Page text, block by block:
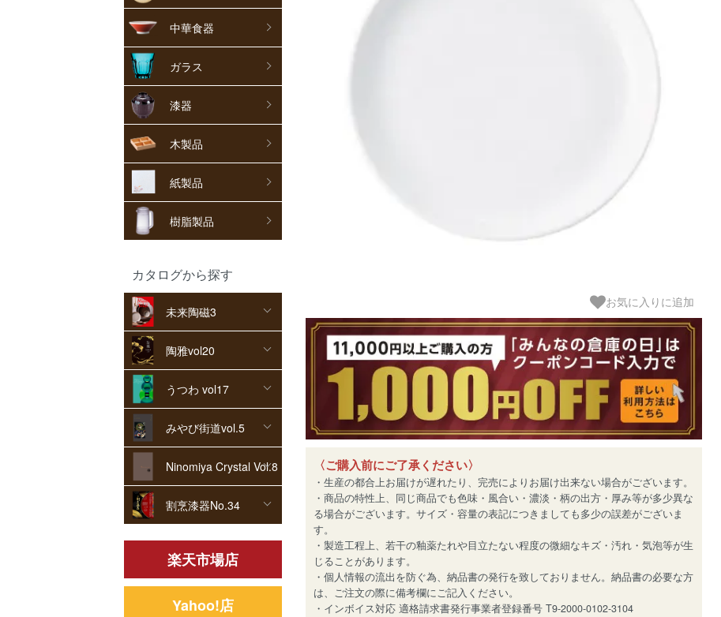
中華食器
ガラス
漆器
木製品
紙製品
樹脂製品
カタログから探す
未来陶磁3
陶雅vol20
うつわ vol17
みやび街道vol.5
Ninomiya Crystal Vol.8
割烹漆器No.34
楽天市場店
Yahoo!店
お気に入りに追加
〈ご購入前にご了承ください〉
・生産の都合上お届けが遅れたり、完売によりお届け出来ない場合がございます。
・商品の特性上、同じ商品でも色味・風合い・濃淡・柄の出方・厚み等が多少異な
る場合がございます。サイズ・容量の表記につきましても多少の誤差がございま
す。
・製造工程上、若干の釉薬たれや目立たない程度の微細なキズ・汚れ・気泡等が生
じることがあります。
・個人情報の流出を防ぐ為、納品書の発行を致しておりません。納品書の必要な方
は、ご注文の際に備考欄にご記入ください。
・インボイス対応 適格請求書発行事業者登録番号 T9-2000-0102-3104